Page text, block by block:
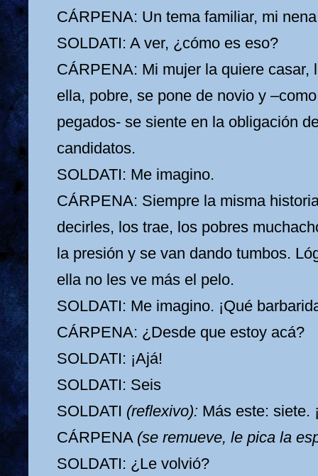
CÁRPENA: Un tema familiar, mi
SOLDATI: A ver, ¿cómo es eso?
CÁRPENA: Mi mujer la quiere casar,
ella, pobre, se pone de novio y
pegados- se siente en la obligación
candidatos.
SOLDATI: Me imagino.
CÁRPENA: Siempre la misma
decirles, los trae, los pobres
la presión y se van dando tumbos.
ella no les ve más el pelo.
SOLDATI: Me imagino. ¡Qué
CÁRPENA: ¿Desde que estoy acá?
SOLDATI: ¡Ajá!
SOLDATI: Seis
SOLDATI (reflexivo): Más este: siete.
CÁRPENA (se remueve, le pica la
SOLDATI: ¿Le volvió?